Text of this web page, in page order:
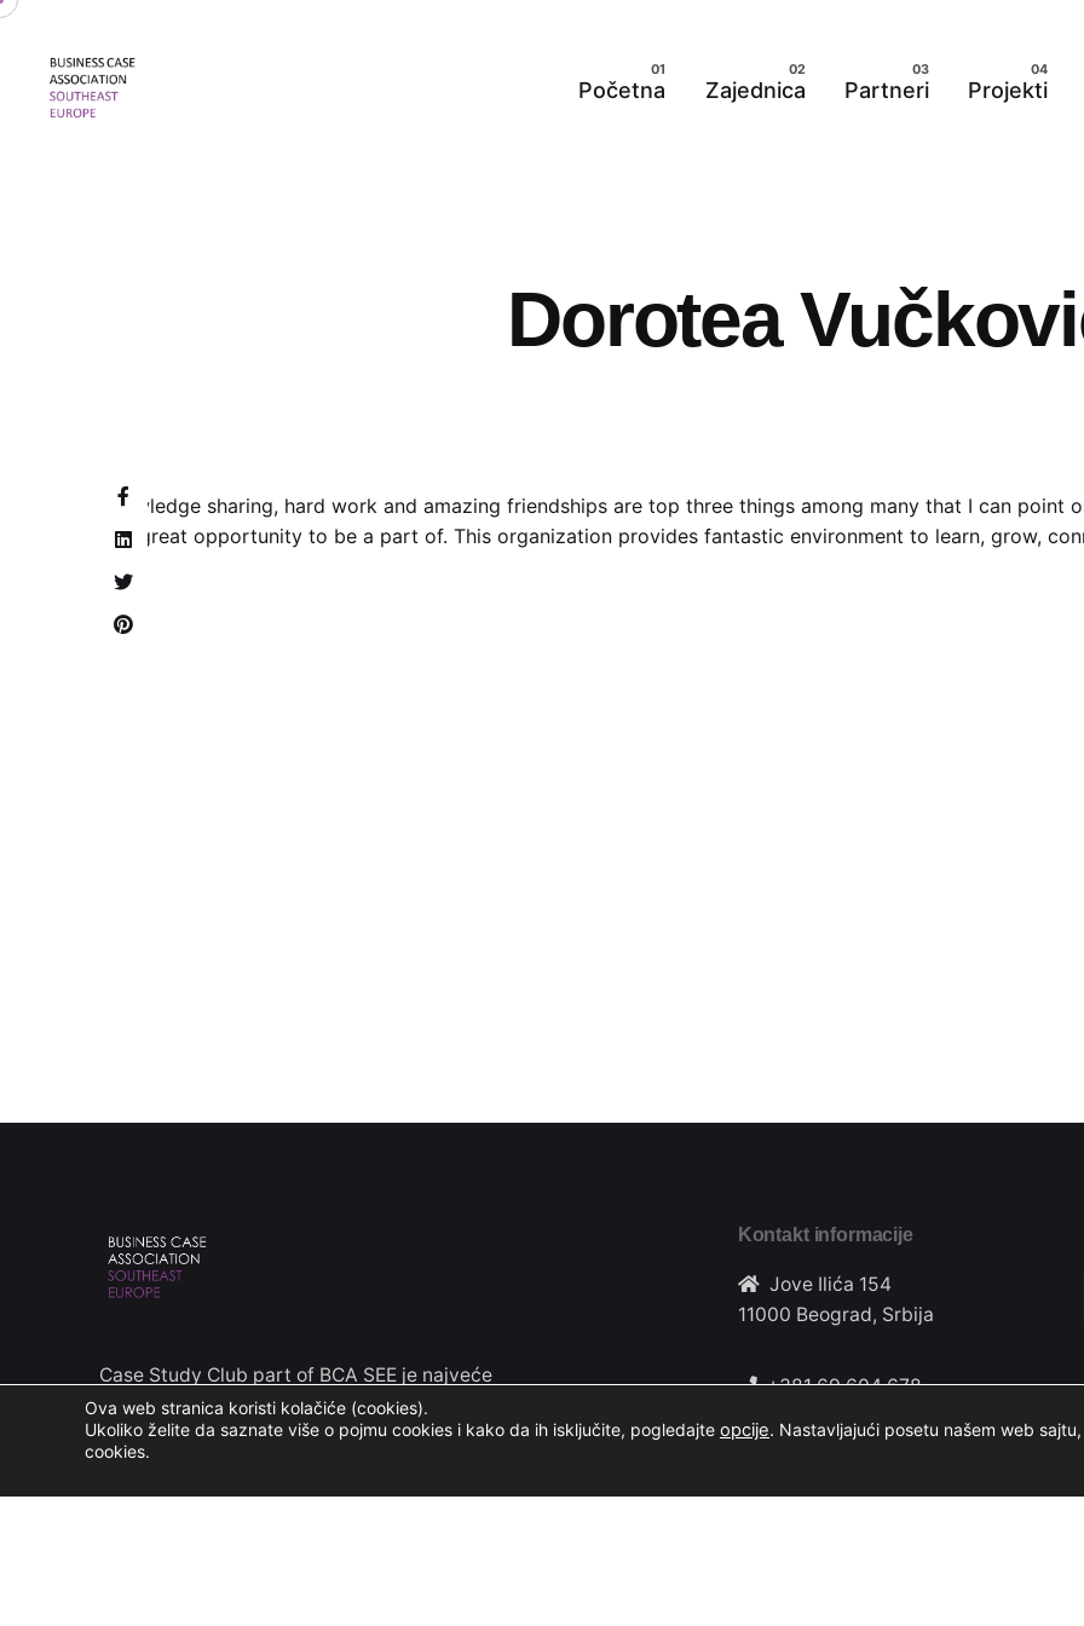
Skip
content
Početna Zajednica Partneri Projekti
Dorotea
Knowledge sharing, hard work and amazing friendships are top three things among many that I can
had great opportunity to be a part of. This organization provides fantastic environment to learn, grow,
Case Study Club part of BCA SEE je najveće
udruženje konsalting profesionalaca, industrijskih
eksperata i studenata u Jugoistočnoj Evropi.
Kontakt informacije
Jove Ilića 154
11000 Beograd, Srbija
+381 69 604 678
Ova web stranica koristi kolačiće (cookies).
Ukoliko želite da saznate više o pojmu cookies i kako da ih isključite, pogledajte opcije. Nastavljajući posetu našem web
cookies.